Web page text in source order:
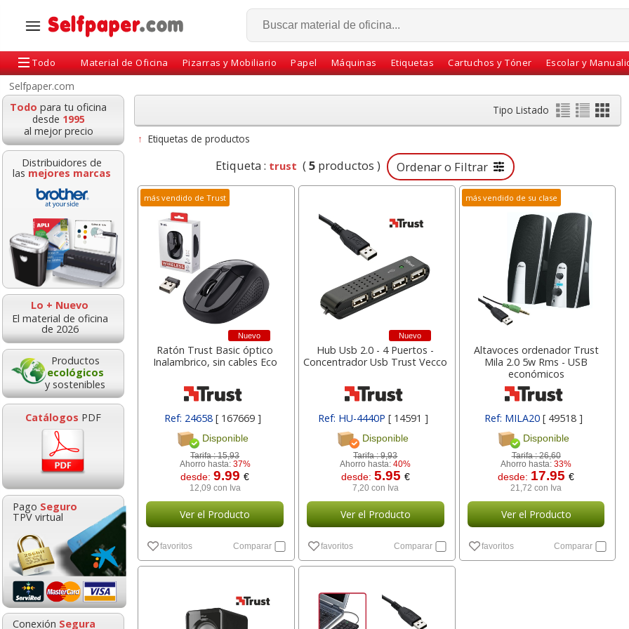
Todo Material de Oficina Pizarras y Mobiliario Papel Máquinas Etiquetas Cartuchos y Tóner Escolar y
Selfpaper.com
Todo para tu oficina
desde 1995
al mejor precio
Distribuidores de
las mejores marcas
Lo + Nuevo
El material de oficina
de 2026
Productos
ecológicos
y sostenibles
Catálogos PDF
Pago Seguro
TPV virtual
Conexión Segura
Tipo Listado
↑Etiquetas de productos
Etiqueta : trust (5 productos ) Ordenar o Filtrar
más vendido de Trust
Nuevo
Ratón Trust Basic óptico
Inalambrico, sin cables Eco
Ref: 24658[ 167669 ]
Disponible
Tarifa :15,93
Ahorro hasta: 37%
desde:9.99€
12,09 con Iva
Ver el Producto
favoritos Comparar
Nuevo
Hub Usb 2.0 - 4 Puertos -
Concentrador Usb Trust Vecco
Ref: HU-4440P[ 14591 ]
Disponible
Tarifa :9,93
Ahorro hasta:40%
desde: 5.95 €
7,20 con Iva
Ver el Producto
favoritos Comparar
más vendido de su clase
Altavoces ordenador Trust
Mila 2.0 5w Rms - USB
económicos
Ref: MILA20[ 49518 ]
Disponible
Tarifa :26,60
Ahorro hasta: 33%
desde: 17.95 €
21,72 con Iva
Ver el Producto
favoritos Comparar
Bic 4 Colores Frozen
Oro mate Metalizado
Pilot VBoard -
rotulador pizarra blanca
desde:
0,93 con Iva
Fellowes 92Cs,
Destructora de papel
Uso Intensivo, 18 hojas
desde:249,30
301,65 con Iva
Libro de Reservas -
Agenda 2027 - 2
Páginas cada dia
Fellowes 92Cs,
Destructora de papel
Uso Intensivo, 18 hojas
desde:249,30 €
Agenda 2027 - 2
Páginas cada dia
desde:25,75 €
200B Rotuladora
etiquetadora bluetooth
desde:34,27
Bic 4 Colores Frozen
Oro mate Metalizado
Goma de borrar
moldeable maleable
para carboncillo o
HP 304 302 Color,
Cartucho original
14,89
Cartucho HP 304 - 302
Negro, original
14,87
Cartucho HP 304XL -